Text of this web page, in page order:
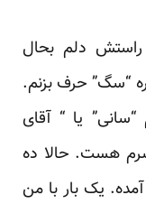
دلم بحال
“سگ” حرف بزنم.
یا “ آقای
هست. حالا ده
یک بار با من